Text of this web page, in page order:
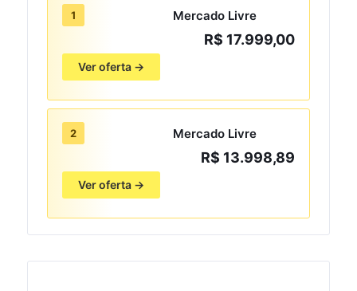
1 Mercado Livre
R$ 17.999,00
Ver oferta →
2 Mercado Livre
R$ 13.998,89
Ver oferta →